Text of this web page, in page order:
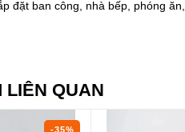
đặt ban công, nhà bếp, phóng
LIÊN QUAN
-35%